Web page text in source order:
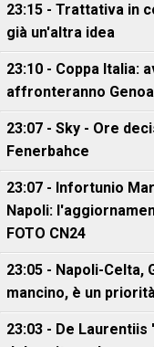
23:15 - Trattativa in
già un'altra idea
23:10 - Coppa Italia:
affronteranno
23:07 - Sky - Ore
Fenerbahce
23:07 - Infortunio
Napoli:
FOTO CN24
23:05 - Napoli-Celta,
mancino, è un
23:03 - De